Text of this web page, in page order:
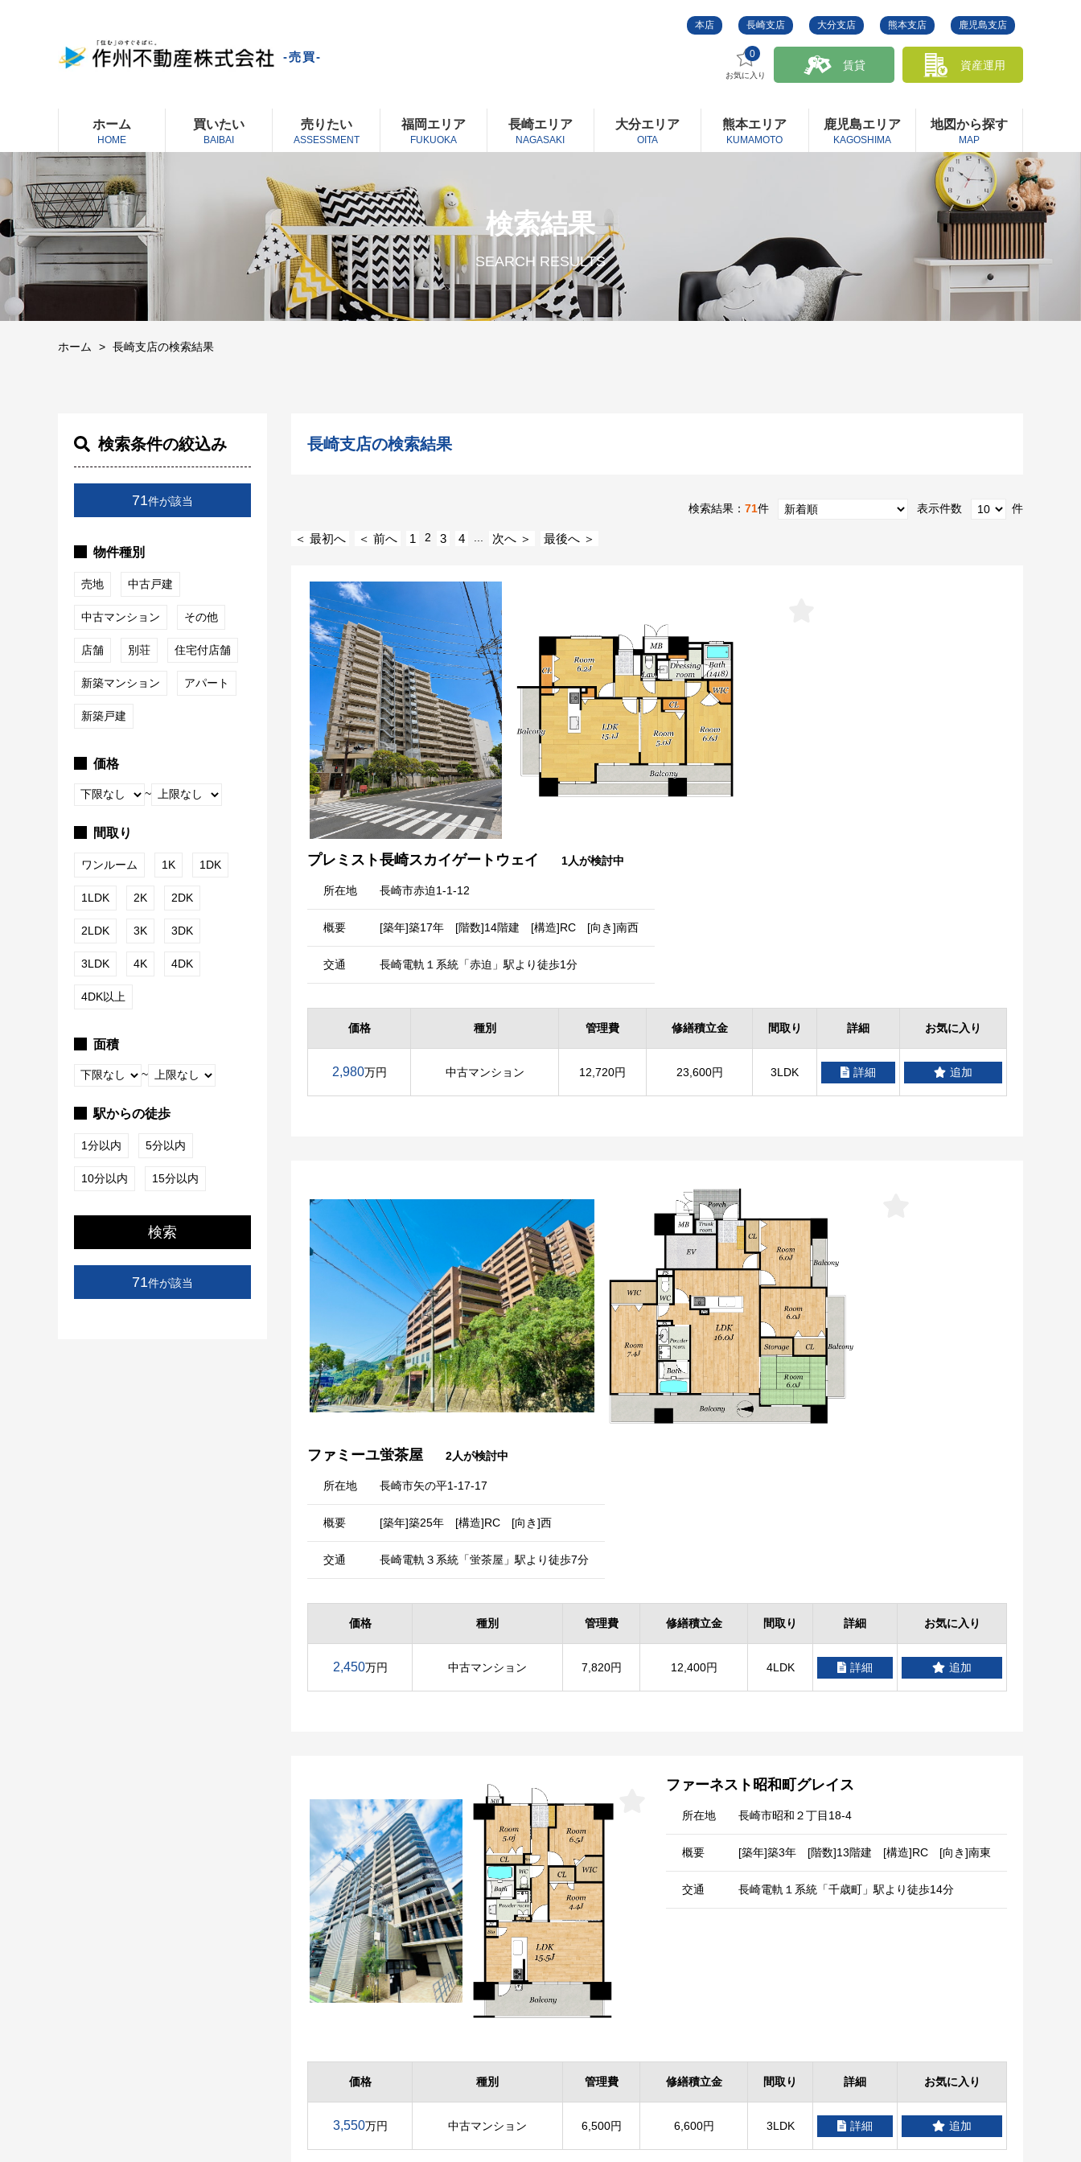
-売買-
本店 長崎支店 大分支店 熊本支店 鹿児島支店
0
お気に入り
賃貸 資産運用
ホーム
HOME
買いたい
BAIBAI
売りたい
ASSESSMENT
福岡エリア
FUKUOKA
長崎エリア
NAGASAKI
大分エリア
OITA
熊本エリア
KUMAMOTO
鹿児島エリア
KAGOSHIMA
地図から探す
MAP
検索結果
SEARCH RESULTS
ホーム 長崎支店の検索結果
検索条件の絞込み
71件が該当
物件種別
売地 中古戸建
中古マンション その他
店舗 別荘 住宅付店舗
新築マンション アパート
新築戸建
価格
~
間取り
ワンルーム 1K 1DK
1LDK 2K 2DK
2LDK 3K 3DK
3LDK 4K 4DK
4DK以上
面積
~
駅からの徒歩
1分以内 5分以内
10分以内 15分以内
検索
71件が該当
長崎支店の検索結果
検索結果： 71件 表示件数 件
＜ 最初へ ＜ 前へ 1 2 3 4 ... 次へ ＞ 最後へ ＞
プレミスト長崎スカイゲートウェイ 1人が検討中
所在地 長崎市赤迫1-1-12
概要 [築年]築17年 [階数]14階建 [構造]RC [向き]南西
交通 長崎電軌１系統「赤迫」駅より徒歩1分
価格 種別 管理費 修繕積立金 間取り 詳細 お気に入り
2,980万円 中古マンション 12,720円 23,600円 3LDK 詳細 追加
ファミーユ蛍茶屋 2人が検討中
所在地 長崎市矢の平1-17-17
概要 [築年]築25年 [構造]RC [向き]西
交通 長崎電軌３系統「蛍茶屋」駅より徒歩7分
価格 種別 管理費 修繕積立金 間取り 詳細 お気に入り
2,450万円 中古マンション 7,820円 12,400円 4LDK 詳細 追加
ファーネスト昭和町グレイス
所在地 長崎市昭和２丁目18-4
概要 [築年]築3年 [階数]13階建 [構造]RC [向き]南東
交通 長崎電軌１系統「千歳町」駅より徒歩14分
価格 種別 管理費 修繕積立金 間取り 詳細 お気に入り
3,550万円 中古マンション 6,500円 6,600円 3LDK 詳細 追加